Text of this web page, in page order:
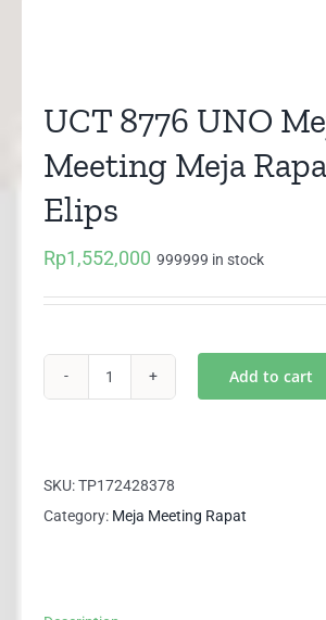
UCT 8776 UNO
Meeting Meja
Elips
Rp1,552,000 999999 in stock
Meja
Meeting
Add to cart
SKU:TP172428378
Category: Meja Meeting Rapat